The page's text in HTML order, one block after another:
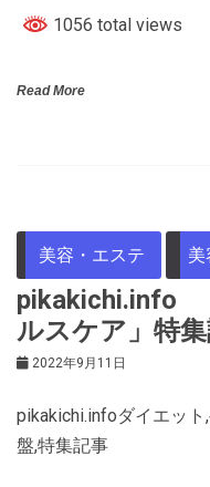
1056 total views
Read More
美容・エステ
pikakichi.info
ルスケア」特
2022年9月11日
pikakichi.infoダイエッ
盤,特集記事